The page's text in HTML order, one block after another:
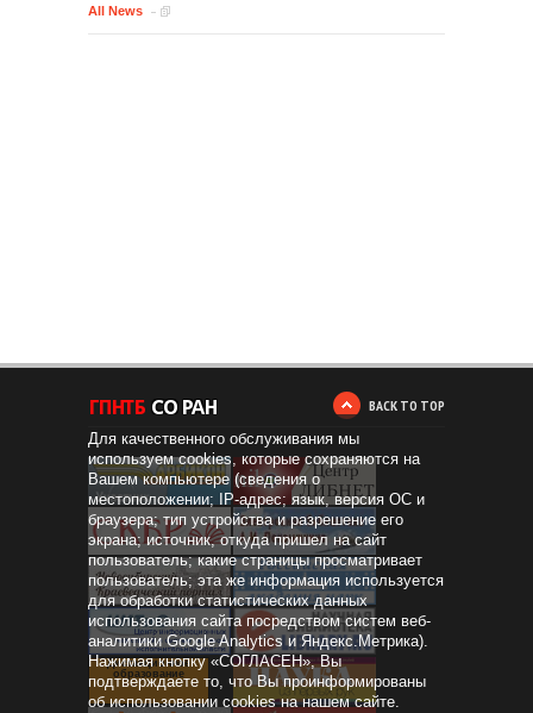
All News
BACK TO TOP
Дистанционное
образование
Для качественного обслуживания мы
используем cookies, которые сохраняются на
Вашем компьютере (сведения о
местоположении; IP-адрес; язык, версия ОС и
браузера; тип устройства и разрешение его
экрана; источник, откуда пришел на сайт
пользователь; какие страницы просматривает
пользователь; эта же информация используется
для обработки статистических данных
использования сайта посредством систем веб-
аналитики Google Analytics и Яндекс.Метрика).
Нажимая кнопку «СОГЛАСЕН», Вы
подтверждаете то, что Вы проинформированы
об использовании cookies на нашем сайте.